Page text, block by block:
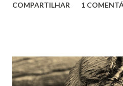
para me libertar da
tentação me venceu. E
ter cedido às suas
COMPARTILHAR 1